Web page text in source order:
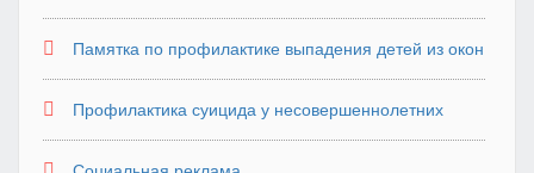
Памятка по профилактике выпадения детей из окон
Профилактика суицида у несовершеннолетних